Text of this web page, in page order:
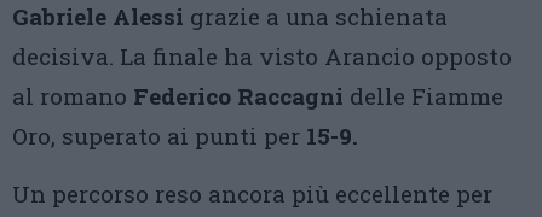
Gabriele Alessi grazie a una schienata
decisiva. La finale ha visto Arancio opposto
al romano Federico Raccagni delle Fiamme
Oro, superato ai punti per 15-9.
Un percorso reso ancora più eccellente per